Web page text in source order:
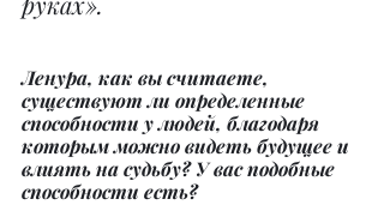
Ленура, как вы считаете,
существуют ли определенные
способности у людей, благодаря
которым можно видеть будущее и
влиять на судьбу? У вас подобные
способности есть?